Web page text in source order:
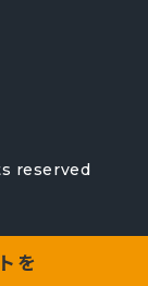
を
reserved